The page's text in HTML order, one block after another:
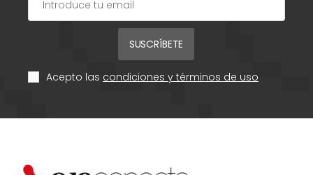
SUSCRÍBETE
Acepto las condiciones y términos de uso